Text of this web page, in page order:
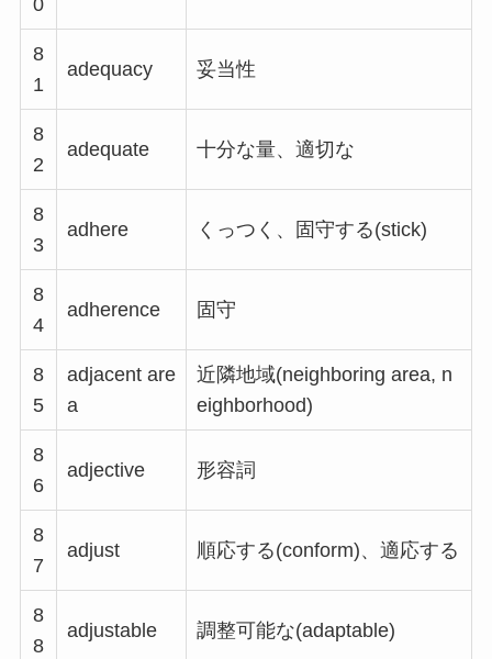
0
8
1
adequacy 妥当性
8
2
adequate 十分な量、適切な
8
3
adhere くっつく、固守する(stick)
8
4
adherence 固守
8
5
adjacent are
a
近隣地域(neighboring area, n
eighborhood)
8
6
adjective 形容詞
8
7
adjust 順応する(conform)、適応する
8
8
adjustable 調整可能な(adaptable)